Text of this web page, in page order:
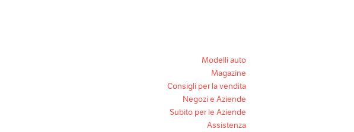
Modelli auto
Magazine
Consigli per la vendita
Negozi e Aziende
Subito per le Aziende
Assistenza